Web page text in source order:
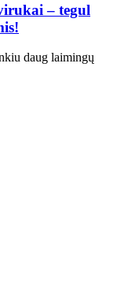
– tegul
daug laimingų